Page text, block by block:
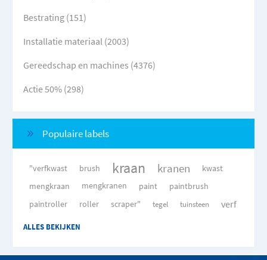
Bestrating (151)
Installatie materiaal (2003)
Gereedschap en machines (4376)
Actie 50% (298)
Populaire labels
"verfkwast brush kraan kranen
kwast
mengkraan
mengkranen paint
paintbrush
paintroller
roller scraper" tegel tuinsteen verf
ALLES BEKIJKEN